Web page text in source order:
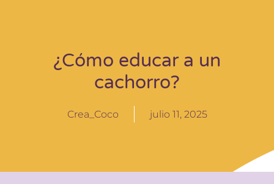
¿Cómo educar a un
cachorro?
Crea_Coco julio 11, 2025